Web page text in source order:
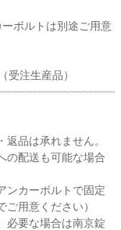
ボルトは別途ご用意
受注生産品）
品は承れません。
の配送も可能な場合
ンカーボルトで固定
用意ください）
必要な場合は南京錠